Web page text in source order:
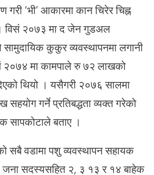
‘भी’ आकारमा कान चिरेर चिह्न
विसं २०७३ मा द जेन गुडअल
कुकुर व्यवस्थापनमा लगानी
२०७४ मा कामपाले रु ७२ लाखको
थियो । यसैगरी २०७६ सालमा
गर्ने प्रतिबद्धता व्यक्त गरेको
सापकोटाले बताए ।
सबै वडामा पशु व्यवस्थापन सहायक
सदस्यसहित २, ३ १३ र १४ बाहेक